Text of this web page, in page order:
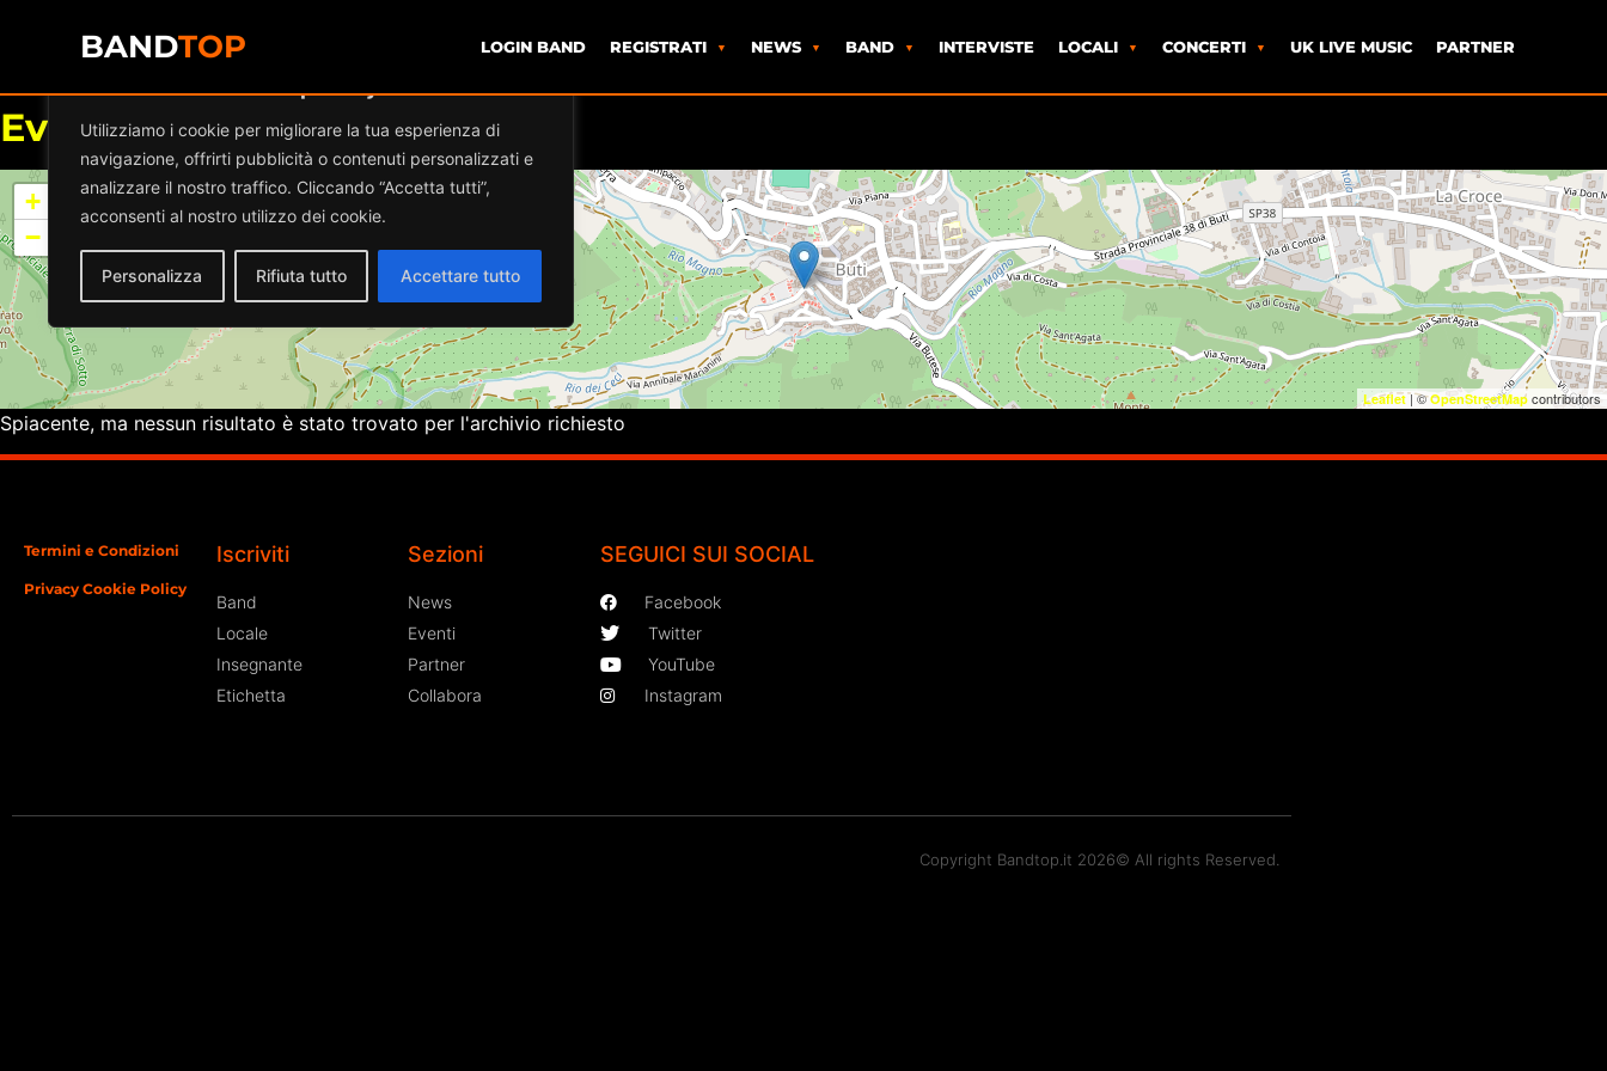
Utilizziamo i cookie per migliorare la tua esperienza di
navigazione, offrirti pubblicità o contenuti personalizzati e
analizzare il nostro traffico. Cliccando “Accetta tutti”,
acconsenti al nostro utilizzo dei cookie.
Personalizza Rifiuta tutto Accettare tutto
BANDTOP LOGIN BAND REGISTRATI NEWS BAND INTERVISTE LOCALI CONCERTI UK LIVE MUSIC PARTNER
Eventi aBALAGAN PUB
+
−
Leaflet| ©OpenStreetMap contributors
Spiacente, ma nessun risultato è stato trovato per l'archivio richiesto
Termini e Condizioni
Privacy Cookie Policy
Iscriviti
Band
Locale
Insegnante
Etichetta
Sezioni
News
Eventi
Partner
Collabora
SEGUICI SUI SOCIAL
Facebook
Twitter
YouTube
Instagram
Copyright Bandtop.it 2026© All rights Reserved.